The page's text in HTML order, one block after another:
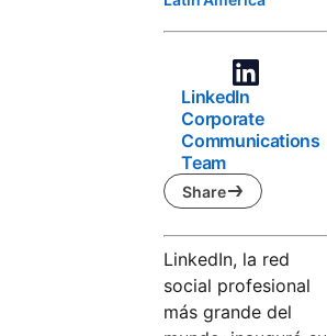
LinkedIn
Corporate
Communications
Team
Share
LinkedIn, la red
social profesional
más grande del